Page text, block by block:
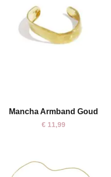
One size
Mancha Armband Goud
€11,99